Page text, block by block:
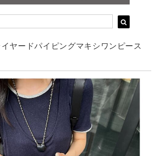
ヤードパイピングマキシワンピース